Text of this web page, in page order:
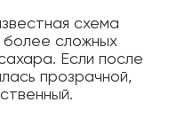
схема
более сложных
Если после
прозрачной,